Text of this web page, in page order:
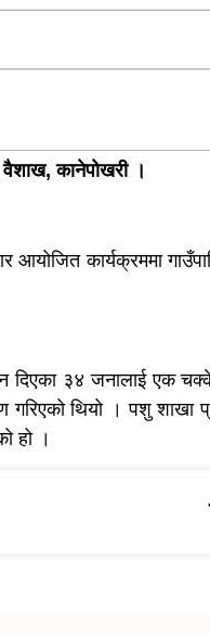
कानेपोखरी ।
आयोजित कार्यक्रममा
दिएका ३४ जनालाई एक
गरिएको थियो । पशु शाखा
हो ।